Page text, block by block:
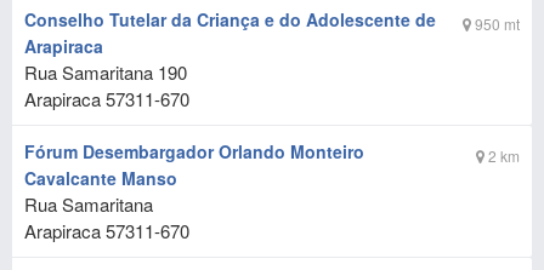
950 mt
Conselho Tutelar da Criança e do Adolescente de
Arapiraca
Rua Samaritana 190
Arapiraca57311-670
2 km
Fórum Desembargador Orlando Monteiro
Cavalcante Manso
Rua Samaritana
Arapiraca57311-670